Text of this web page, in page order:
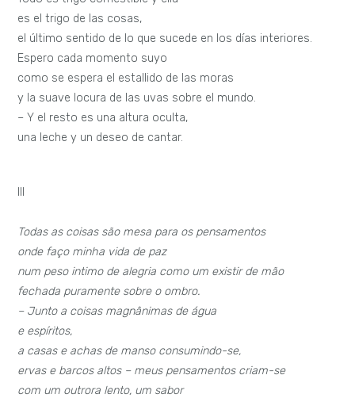
es el trigo de las cosas,
el último sentido de lo que sucede en los días interiores.
Espero cada momento suyo
como se espera el estallido de las moras
y la suave locura de las uvas sobre el mundo.
– Y el resto es una altura oculta,
una leche y un deseo de cantar.
Todas as coisas são mesa para os pensamentos
onde faço minha vida de paz
num peso intimo de alegria como um existir de mão
fechada puramente sobre o ombro.
– Junto a coisas magnânimas de água
e espíritos,
a casas e achas de manso consumindo-se,
ervas e barcos altos – meus pensamentos criam-se
com um outrora lento, um sabor